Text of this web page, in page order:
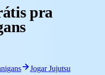
pra
Jogar Jujutsu